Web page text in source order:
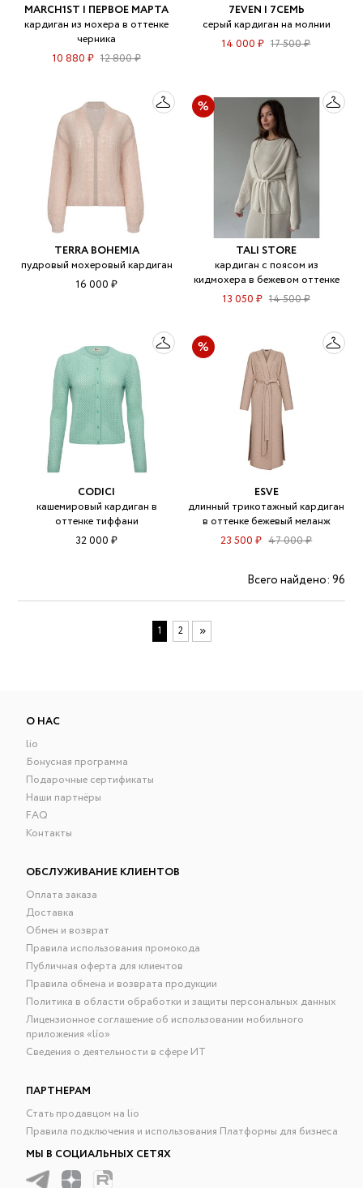
MARCH1ST | ПЕРВОЕ МАРТА
кардиган из мохера в оттенке
черника
10 880 ₽ 12 800 ₽
7EVEN | 7СЕМЬ
серый кардиган на молнии
14 000 ₽ 17 500 ₽
TERRA BOHEMIA
пудровый мохеровый кардиган
16 000 ₽
TALI STORE
кардиган с поясом из
кидмохера в бежевом оттенке
13 050 ₽ 14 500 ₽
CODICI
кашемировый кардиган в
оттенке тиффани
32 000 ₽
ESVE
длинный трикотажный кардиган
в оттенке бежевый меланж
23 500 ₽ 47 000 ₽
Всего найдено: 96
1 2
О НАС
lio
Бонусная программа
Подарочные сертификаты
Наши партнёры
FAQ
Контакты
ОБСЛУЖИВАНИЕ КЛИЕНТОВ
Оплата заказа
Доставка
Обмен и возврат
Правила использования промокода
Публичная оферта для клиентов
Правила обмена и возврата продукции
Политика в области обработки и защиты персональных данных
Лицензионное соглашение об использовании мобильного
приложения «lío»
Сведения о деятельности в сфере ИТ
ПАРТНЕРАМ
Стать продавцом на lio
Правила подключения и использования Платформы для бизнеса
МЫ В СОЦИАЛЬНЫХ СЕТЯХ